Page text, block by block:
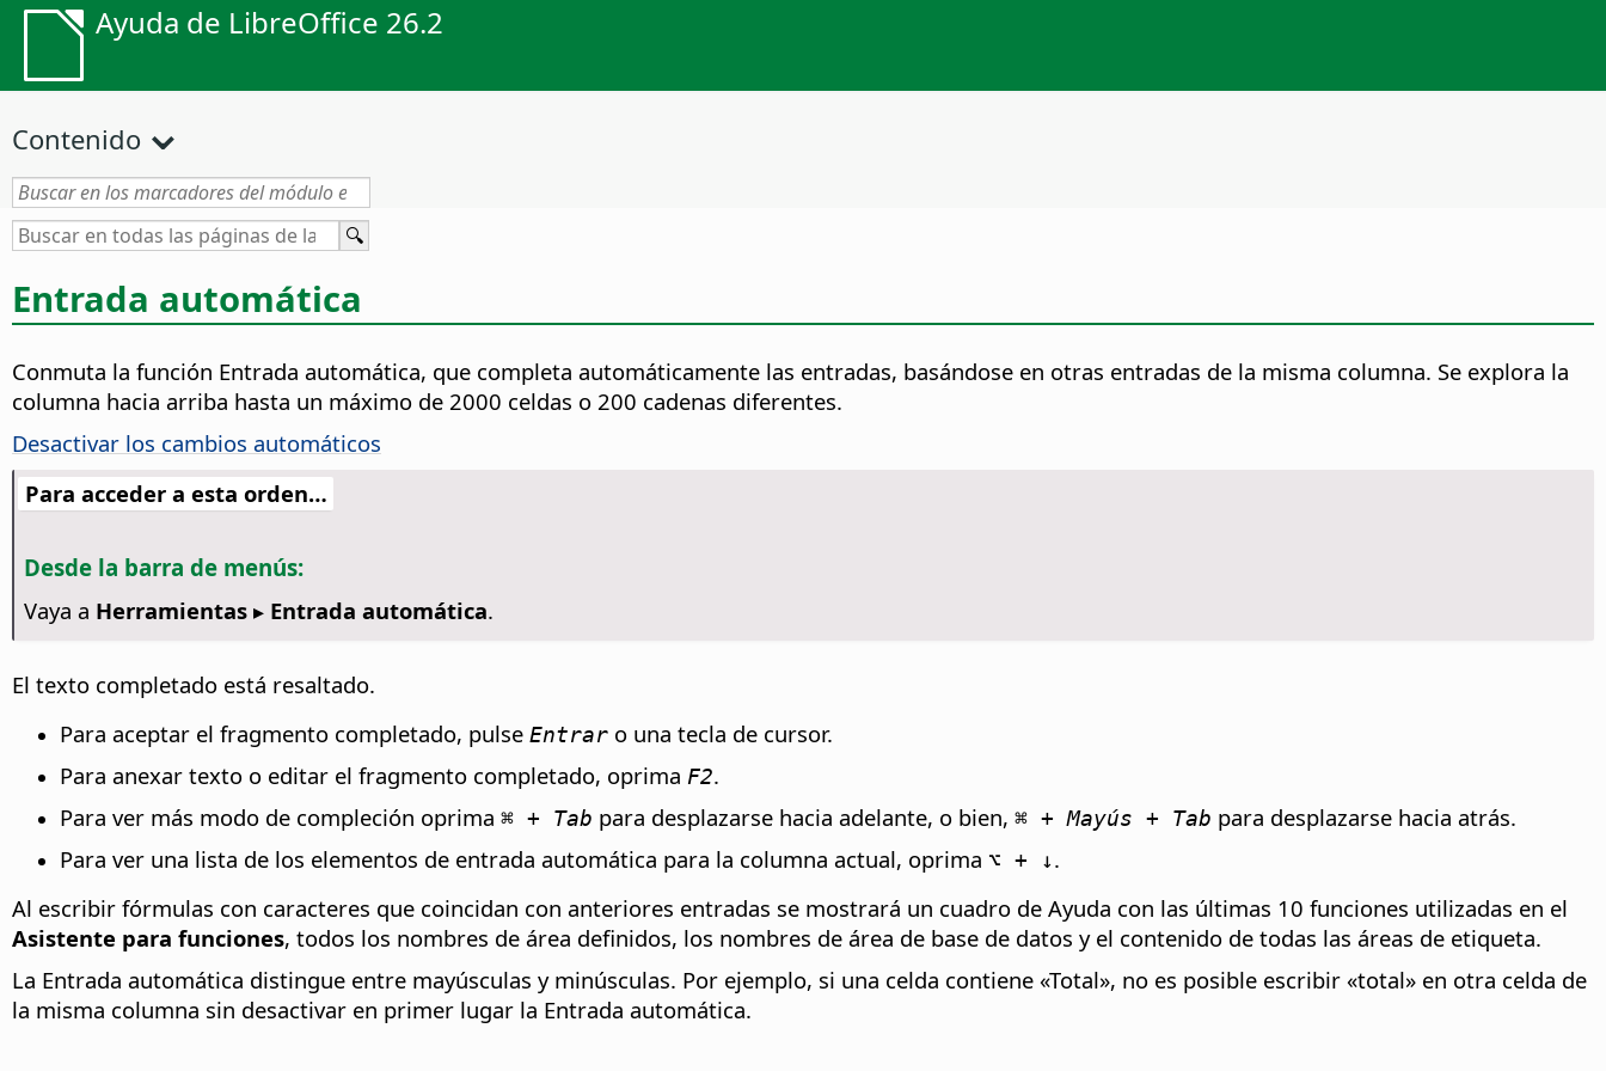
Ayuda de LibreOffice 26.2
Contenido
Entrada automática
Conmuta la función Entrada automática, que completa automáticamente las entradas, basándose en otras entradas de la misma columna. Se explora la
columna hacia arriba hasta un máximo de 2000 celdas o 200 cadenas diferentes.
Desactivar los cambios automáticos
Para acceder a esta orden…
Desde la barra de menús:
Vaya a Herramientas ▸ Entrada automática.
El texto completado está resaltado.
Para aceptar el fragmento completado, pulse Entrar o una tecla de cursor.
Para anexar texto o editar el fragmento completado, oprima F2.
Para ver más modo de compleción oprima ⌘ + Tab para desplazarse hacia adelante, o bien, ⌘ + Mayús + Tab para desplazarse hacia atrás.
Para ver una lista de los elementos de entrada automática para la columna actual, oprima ⌥ + ↓.
Al escribir fórmulas con caracteres que coincidan con anteriores entradas se mostrará un cuadro de Ayuda con las últimas 10 funciones utilizadas en el
Asistente para funciones, todos los nombres de área definidos, los nombres de área de base de datos y el contenido de todas las áreas de etiqueta.
La Entrada automática distingue entre mayúsculas y minúsculas. Por ejemplo, si una celda contiene «Total», no es posible escribir «total» en otra celda de
la misma columna sin desactivar en primer lugar la Entrada automática.